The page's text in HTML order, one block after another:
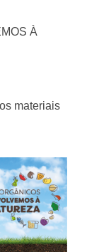
À
materiais